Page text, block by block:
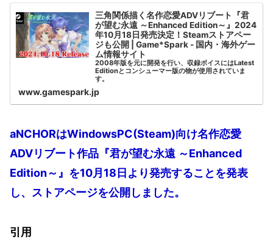
三角関係描く名作恋愛ADVリブート『君
が望む永遠 ～Enhanced Edition～』2024
年10月18日発売決定！Steamストアペー
ジも公開 | Game*Spark - 国内・海外ゲー
ム情報サイト
2008年版を元に開発を行い、収録ボイスにはLatest
Editionとコンシューマー版の物が使用されていま
す。
www.gamespark.jp
aNCHORはWindowsPC(Steam)向け名作恋愛
ADVリブート作品『君が望む永遠 ～Enhanced
Edition～』を10月18日より発売することを発表
し、ストアページを公開しました。
引用